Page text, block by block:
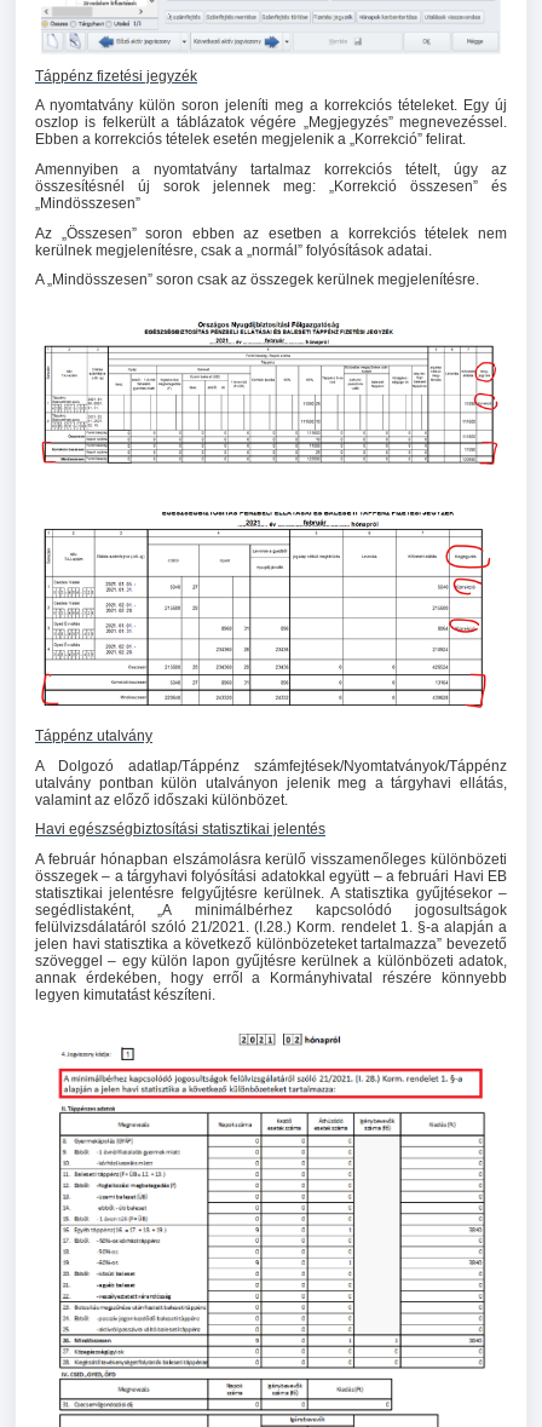
Táppénz fizetési jegyzék
A nyomtatvány külön soron jeleníti meg a korrekciós tételeket. Egy új
oszlop is felkerült a táblázatok végére „Megjegyzés” megnevezéssel.
Ebben a korrekciós tételek esetén megjelenik a „Korrekció” felirat.
Amennyiben a nyomtatvány tartalmaz korrekciós tételt, úgy az
összesítésnél új sorok jelennek meg: „Korrekció összesen” és
„Mindösszesen”
Az „Összesen” soron ebben az esetben a korrekciós tételek nem
kerülnek megjelenítésre, csak a „normál” folyósítások adatai.
A „Mindösszesen” soron csak az összegek kerülnek megjelenítésre.
Táppénz utalvány
A Dolgozó adatlap/Táppénz számfejtések/Nyomtatványok/Táppénz
utalvány pontban külön utalványon jelenik meg a tárgyhavi ellátás,
valamint az előző időszaki különbözet.
Havi egészségbiztosítási statisztikai jelentés
A február hónapban elszámolásra kerülő visszamenőleges különbözeti
összegek – a tárgyhavi folyósítási adatokkal együtt – a februári Havi EB
statisztikai jelentésre felgyűjtésre kerülnek. A statisztika gyűjtésekor –
segédlistaként, „A minimálbérhez kapcsolódó jogosultságok
felülvizsdálatáról szóló 21/2021. (I.28.) Korm. rendelet 1. §-a alapján a
jelen havi statisztika a következő különbözeteket tartalmazza” bevezető
szöveggel – egy külön lapon gyűjtésre kerülnek a különbözeti adatok,
annak érdekében, hogy erről a Kormányhivatal részére könnyebb
legyen kimutatást készíteni.